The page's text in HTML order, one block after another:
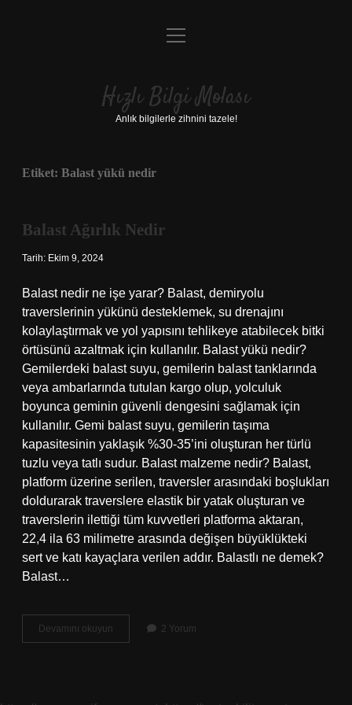
Anasayfa
Yasal Uyarı
menüyü
Hızlı Bilgi Molası
Anlık bilgilerle zihnini tazele!
Etiket: Balast yükü nedir
Balast Ağırlık Nedir
Tarih: Ekim 9, 2024
Balast nedir ne işe yarar? Balast, demiryolu
traverslerinin yükünü desteklemek, su drenajını
kolaylaştırmak ve yol yapısını tehlikeye atabilecek bitki
örtüsünü azaltmak için kullanılır. Balast yükü nedir?
Gemilerdeki balast suyu, gemilerin balast tanklarında
veya ambarlarında tutulan kargo olup, yolculuk
boyunca geminin güvenli dengesini sağlamak için
kullanılır. Gemi balast suyu, gemilerin taşıma
kapasitesinin yaklaşık %30-35’ini oluşturan her türlü
tuzlu veya tatlı sudur. Balast malzeme nedir? Balast,
platform üzerine serilen, traversler arasındaki boşlukları
doldurarak traverslere elastik bir yatak oluşturan ve
traverslerin ilettiği tüm kuvvetleri platforma aktaran,
22,4 ila 63 milimetre arasında değişen büyüklükteki
sert ve katı kayaçlara verilen addır. Balastlı ne demek?
Balast…
Devamını okuyun
Ağırlık
2 Yorum